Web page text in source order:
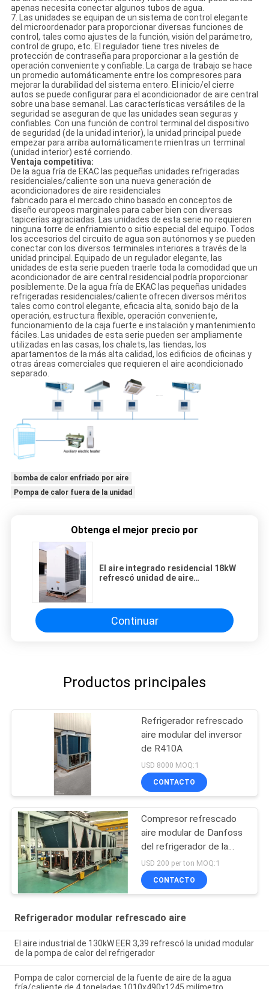
apenas necesita conectar algunos tubos de agua.
7. Las unidades se equipan de un sistema de control elegante
del microordenador para proporcionar diversas funciones de
control, tales como ajustes de la función, visión del parámetro,
control de grupo, etc. El regulador tiene tres niveles de
protección de contraseña para proporcionar a la gestión de
operación conveniente y confiable. La carga de trabajo se hace
un promedio automáticamente entre los compresores para
mejorar la durabilidad del sistema entero. El inicio/el cierre
autos se puede configurar para el acondicionador de aire central
sobre una base semanal. Las características versátiles de la
seguridad se aseguran de que las unidades sean seguras y
confiables. Con una función de control terminal del dispositivo
de seguridad (de la unidad interior), la unidad principal puede
empezar para arriba automáticamente mientras un terminal
(unidad interior) esté corriendo.
Ventaja competitiva:
De la agua fría de EKAC las pequeñas unidades refrigeradas
residenciales/caliente son una nueva generación de
acondicionadores de aire residenciales
fabricado para el mercado chino basado en conceptos de
diseño europeos marginales para caber bien con diversas
tapicerías agraciadas. Las unidades de esta serie no requieren
ninguna torre de enfriamiento o sitio especial del equipo. Todos
los accesorios del circuito de agua son autónomos y se pueden
conectar con los diversos terminales interiores a través de la
unidad principal. Equipado de un regulador elegante, las
unidades de esta serie pueden traerle toda la comodidad que un
acondicionador de aire central residencial podría proporcionar
posiblemente. De la agua fría de EKAC las pequeñas unidades
refrigeradas residenciales/caliente ofrecen diversos méritos
tales como control elegante, eficacia alta, sonido bajo de la
operación, estructura flexible, operación conveniente,
funcionamiento de la caja fuerte e instalación y mantenimiento
fáciles. Las unidades de esta serie pueden ser ampliamente
utilizadas en las casas, los chalets, las tiendas, los
apartamentos de la más alta calidad, los edificios de oficinas y
otras áreas comerciales que requieren el aire acondicionado
separado.
bomba de calor enfriado por aire
Pompa de calor fuera de la unidad
Obtenga el mejor precio por
El aire integrado residencial 18kW
refrescó unidad de aire
pequeña
Continuar
Productos principales
Refrigerador refrescado
aire modular del inversor
de R410A
USD 8000 MOQ:1
CONTACTO
Compresor refrescado
aire modular de Danfoss
del refrigerador de la
voluta de R410A 345kW
USD 200 per ton MOQ:1
CONTACTO
Refrigerador modular refrescado aire
El aire industrial de 130kW EER 3,39 refrescó la unidad modular
de la pompa de calor del refrigerador
Pompa de calor comercial de la fuente de aire de la agua